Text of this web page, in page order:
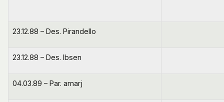
23.12.88 – Des. Pirandello
23.12.88 – Des. Ibsen
04.03.89 – Par. amarj